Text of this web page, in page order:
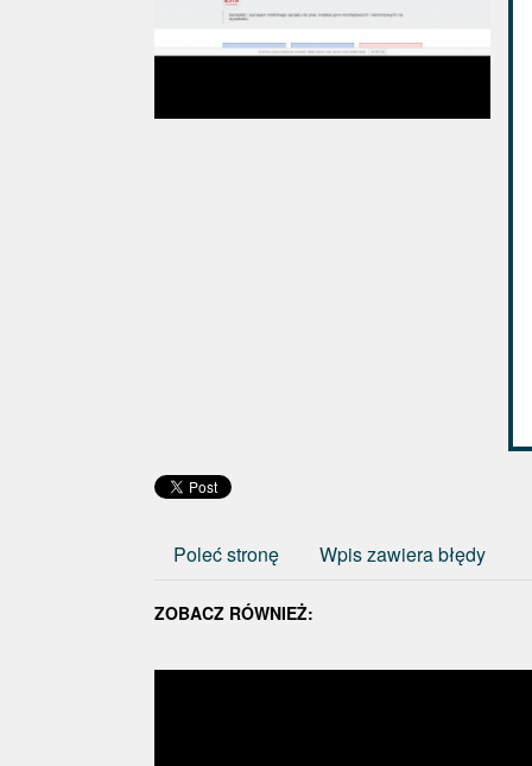
Poleć stronę Wpis zawiera błędy
ZOBACZ RÓWNIEŻ: